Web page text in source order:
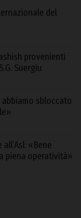
del
provenienti
Suergiu
sbloccato
«Bene
piena operatività»